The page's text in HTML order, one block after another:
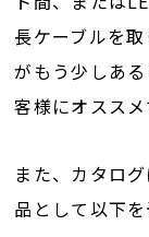
長ケーブルを
がもう少しあ
客様にオススメ
また、カタロ
品として以下を